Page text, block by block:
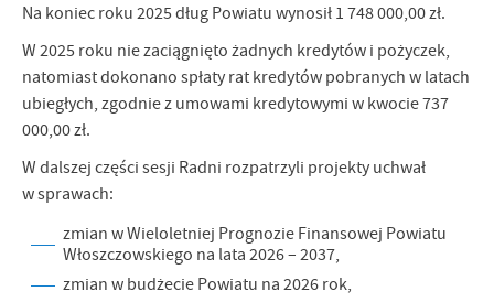
Na koniec roku 2025 dług Powiatu wynosił 1 748 000,00 zł.
W 2025 roku nie zaciągnięto żadnych kredytów i pożyczek,
natomiast dokonano spłaty rat kredytów pobranych w latach
ubiegłych, zgodnie z umowami kredytowymi w kwocie 737
000,00 zł.
W dalszej części sesji Radni rozpatrzyli projekty uchwał
w sprawach:
zmian w Wieloletniej Prognozie Finansowej Powiatu
Włoszczowskiego na lata 2026 – 2037,
zmian w budżecie Powiatu na 2026 rok,